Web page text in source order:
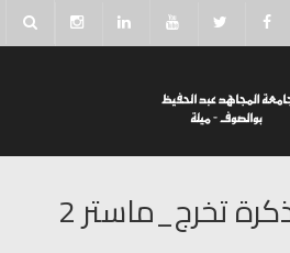
تخرج_ماستر 2